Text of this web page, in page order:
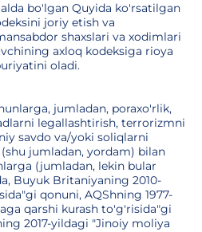
bo'lgan Quyida ko'rsatilgan
joriy etish va
shaxslari va xodimlari
axloq kodeksiga rioya
oladi.
jumladan, poraxo'rlik,
legallashtirish, terrorizmni
savdo va/yoki soliqlarni
jumladan, yordam) bilan
(jumladan, lekin bular
Buyuk Britaniyaning 2010-
qonuni, AQShning 1977-
qarshi kurash to'g'risida"gi
2017-yildagi "Jinoiy moliya